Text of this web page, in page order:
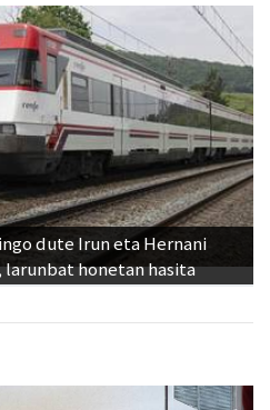
dute Irun eta Hernani
honetan hasita